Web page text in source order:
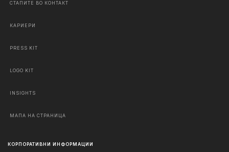
СТАПИТЕ ВО КОНТАКТ
КАРИЕРИ
PRESS KIT
LOGO KIT
INSIGHTS
МАПА НА СТРАНИЦА
КОРПОРАТИВНИ ИНФОРМАЦИИ